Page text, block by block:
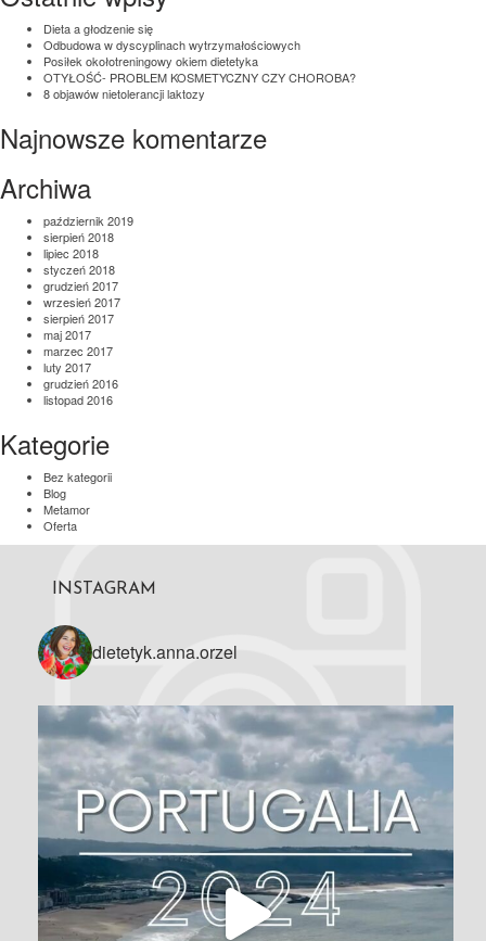
Dieta a głodzenie się
Odbudowa w dyscyplinach wytrzymałościowych
Posiłek okołotreningowy okiem dietetyka
OTYŁOŚĆ- PROBLEM KOSMETYCZNY CZY CHOROBA?
8 objawów nietolerancji laktozy
Najnowsze komentarze
Archiwa
październik 2019
sierpień 2018
lipiec 2018
styczeń 2018
grudzień 2017
wrzesień 2017
sierpień 2017
maj 2017
marzec 2017
luty 2017
grudzień 2016
listopad 2016
Kategorie
Bez kategorii
Blog
Metamor
Oferta
INSTAGRAM
dietetyk.anna.orzel